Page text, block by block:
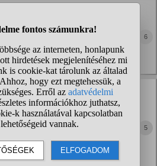
múlt, eddig mindig volt előtte
De pár...
6
betegség jele ha a cica evés
és úgy csinál mintha
eszik de amint eszik utána 1-2 órán
latni6az alomba. Mintha
picit kakilna
5